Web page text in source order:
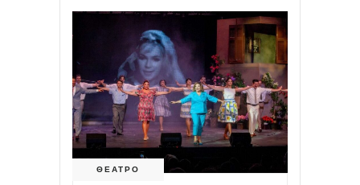
ΘΕΑΤΡΟ